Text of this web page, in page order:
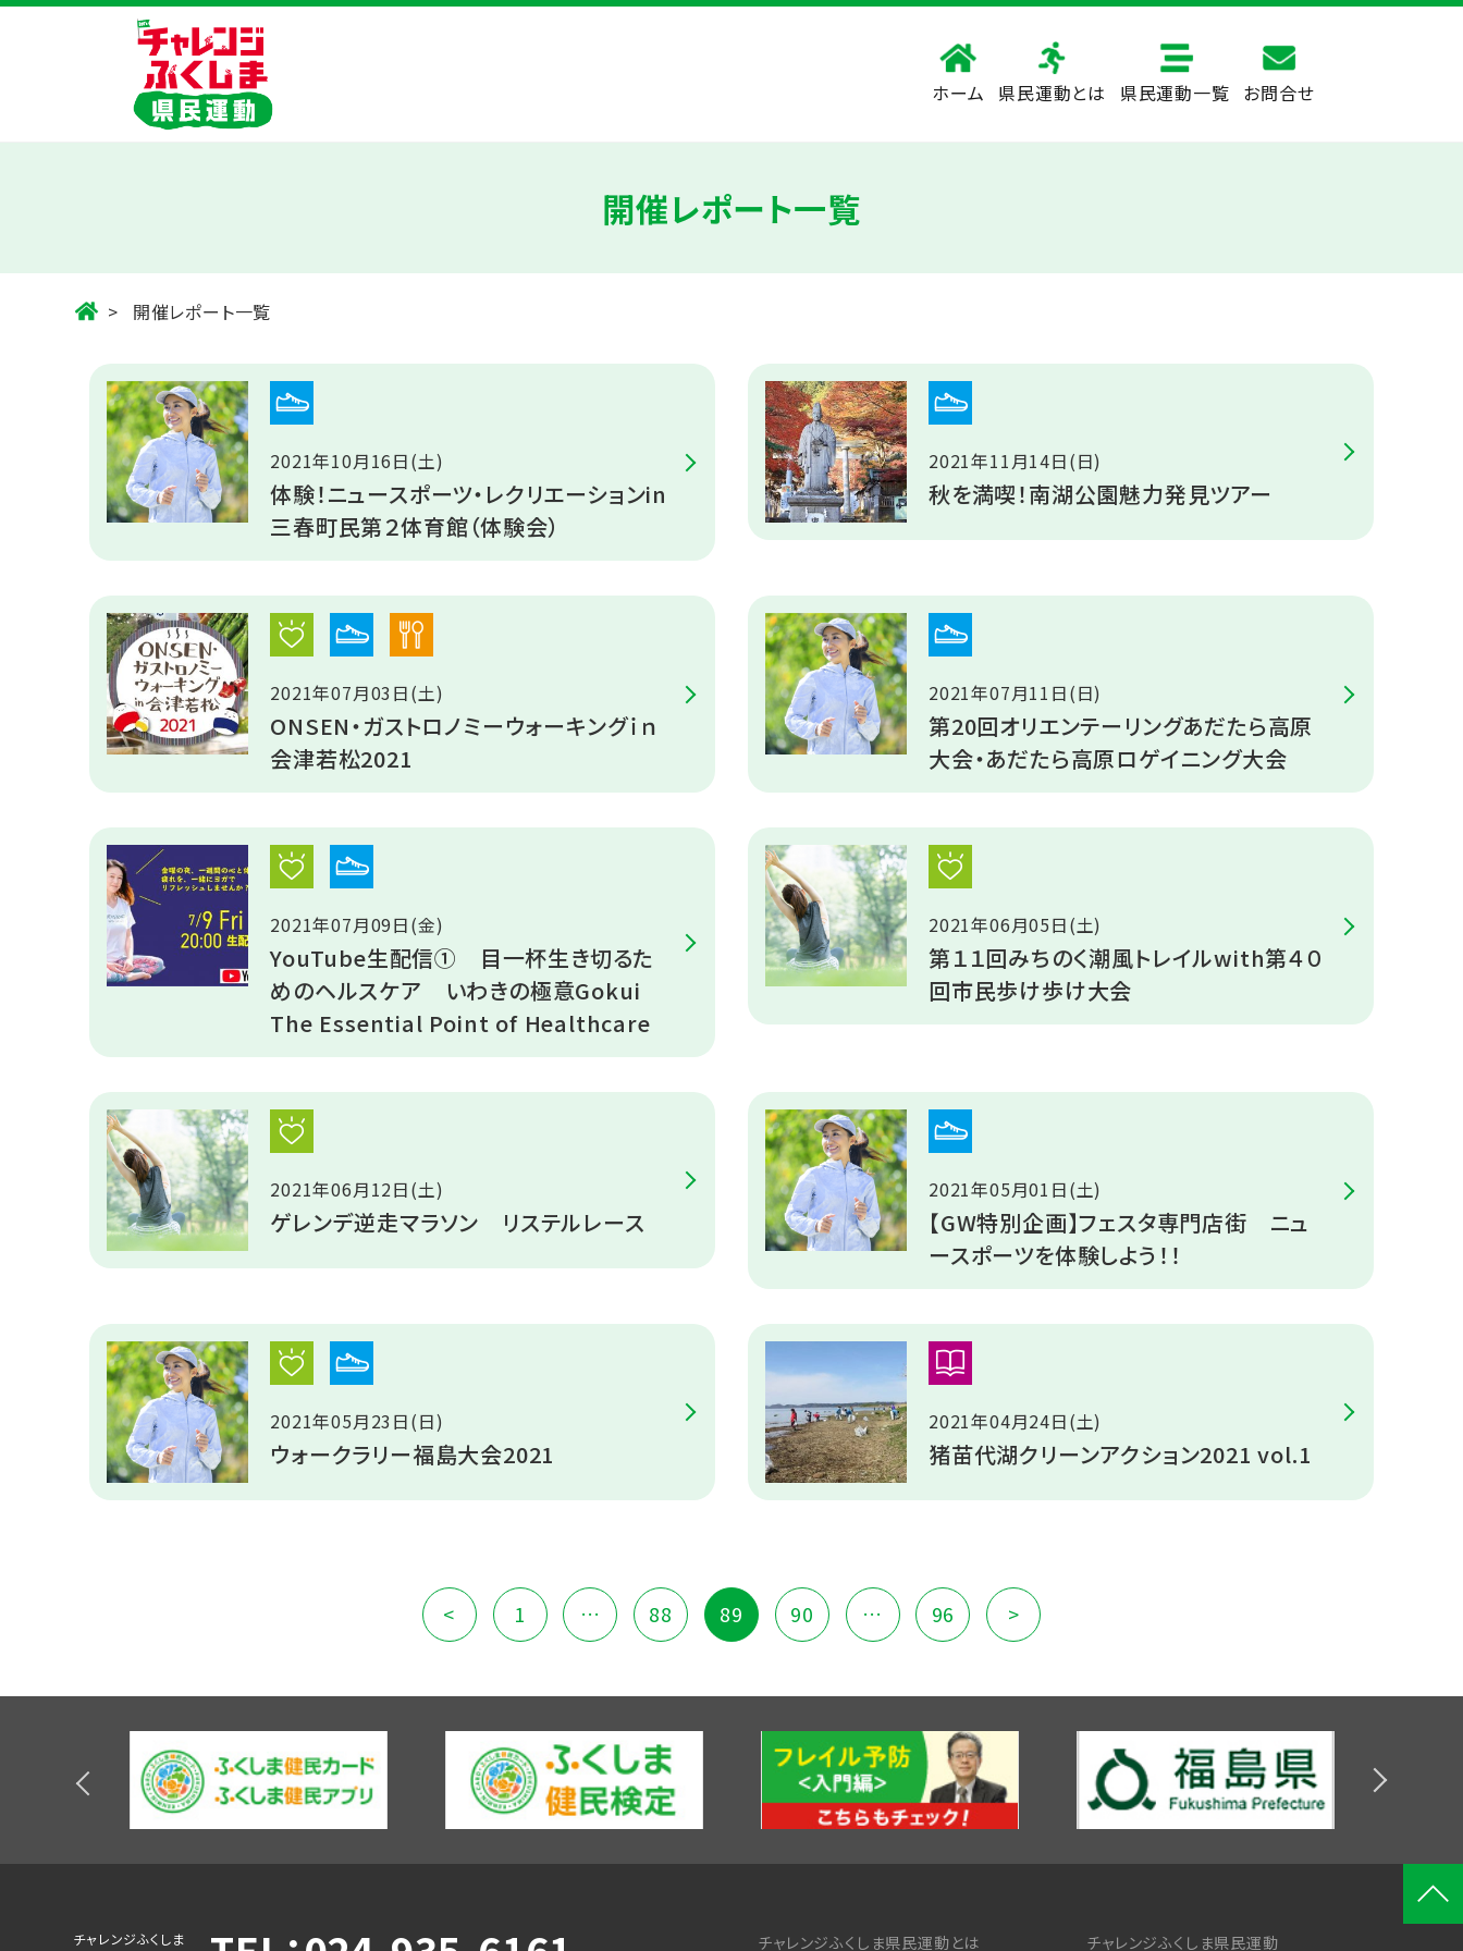
ホーム 県民運動とは 県民運動一覧 お問合せ
開催レポート一覧
開催レポート一覧
2021年10月16日(土)
体験！ニュースポーツ・レクリエーションin
三春町民第２体育館（体験会）
2021年11月14日(日)
秋を満喫！南湖公園魅力発見ツアー
2021年07月03日(土)
ONSEN・ガストロノミーウォーキングｉｎ
会津若松2021
2021年07月11日(日)
第20回オリエンテーリングあだたら高原
大会・あだたら高原ロゲイニング大会
2021年07月09日(金)
YouTube生配信① 目一杯生き切るた
めのヘルスケア いわきの極意Gokui
The Essential Point of Healthcare
2021年06月05日(土)
第１１回みちのく潮風トレイルwith第４０
回市民歩け歩け大会
2021年06月12日(土)
ゲレンデ逆走マラソン リステルレース
2021年05月01日(土)
【GW特別企画】フェスタ専門店街 ニュ
ースポーツを体験しよう！！
2021年05月23日(日)
ウォークラリー福島大会2021
2021年04月24日(土)
猪苗代湖クリーンアクション2021 vol.1
<
前の
1
ペー … 88 ペー89 ペー90 ペー… 96 ペー>
次の
チャレンジふくしま チャレンジふくしま県民運動とは チャレンジふくしま県民運動